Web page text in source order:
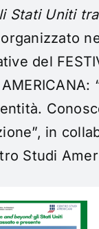
Stati Uniti
organizzato
del
in
Studi